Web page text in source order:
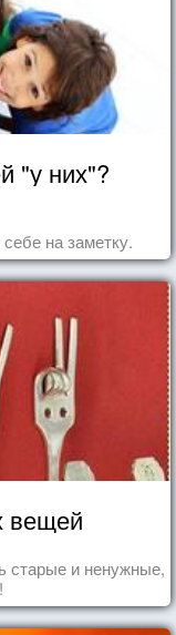
"у них"?
на заметку.
вещей
старые и ненужные,